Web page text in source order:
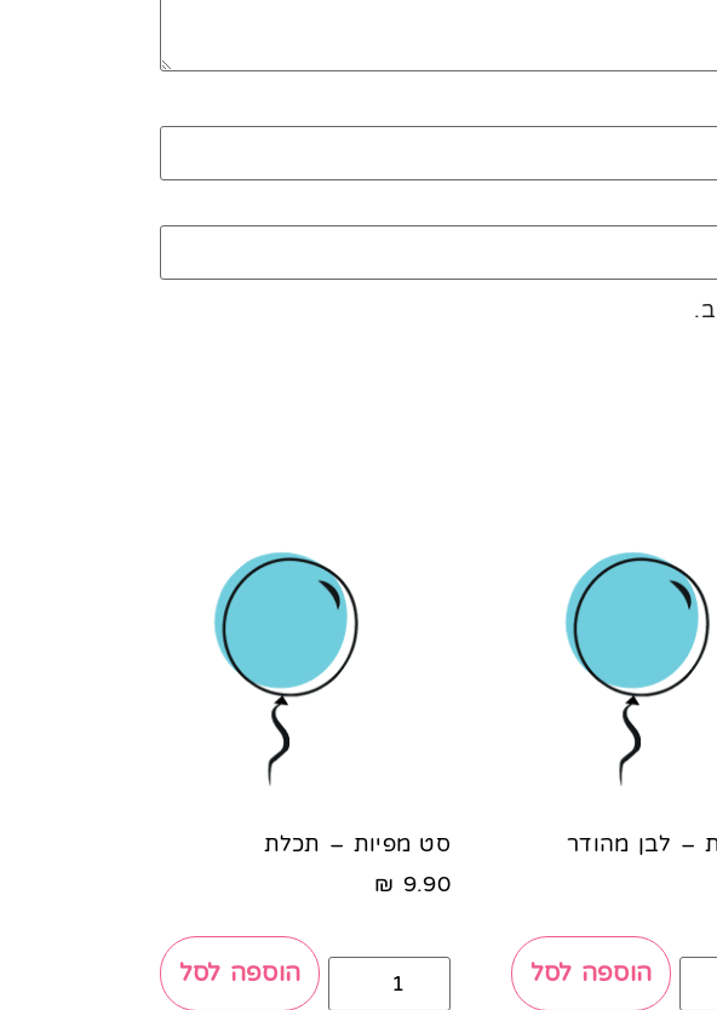
– לבן מהודר
הוספה לסל
סט מפיות – תכלת
9.90
₪
הוספה לסל